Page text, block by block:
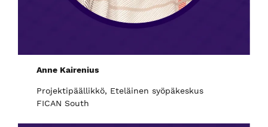
Anne Kairenius
Projektipäällikkö, Eteläinen syöpäkeskus
FICAN South